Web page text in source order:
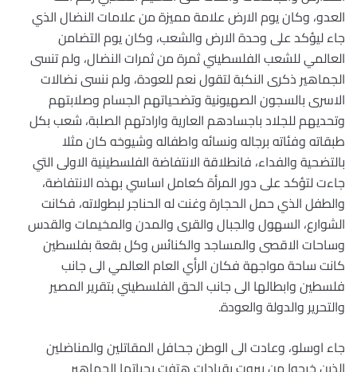
العدو، وكان يوم الارض علامة مميزة من علامات النضال الذي
جاء ليؤكد على وحدة الارض والشعب، وكان يوم التضامن
العالمي للشعب الفلسطيني ثمرة من ثمرات النضال، ولم تنسى
الجماهير ذكرى النكبة لتقول نعم للعودة، ولم ننسى نضالات
الاسرى بالسجون الصهيونية وتضحياتهم الجسام وصلابتهم
وتحديهم للجلاد باجسادهم العارية وارادتهم الصلبة، شعب بكل
طبقاته وفئاته برجاله ونسائه واطفاله وشيوخه كان مثلا
بالتضحية والفداء، فانطلاقة الانتفاضة الفلسطينية الاولى التي
جاءت لتؤكد على دور المرأة كعامل اساسي بهذه الانتفاضة،
والطفل الذي حمل الحجارة وغنت له الحناجر لبطولاته، فكانت
الشوارع، السهول والجبال والقرى والمدن والمخيمات والقدس
وساحات الاقصى والمساجد والكنائس وكل بقعة بفلسطين
كانت ساحة مواجهة فكان الرأي العام العالمي الى جانب
فلسطين وابطالها الى جانب الحق الفلسطيني بتقرير المصير
والتحرير والدولة والعودة.
جاء اوسلو، وعادت الى الوطن جحافل المقاتلين والمناضلين